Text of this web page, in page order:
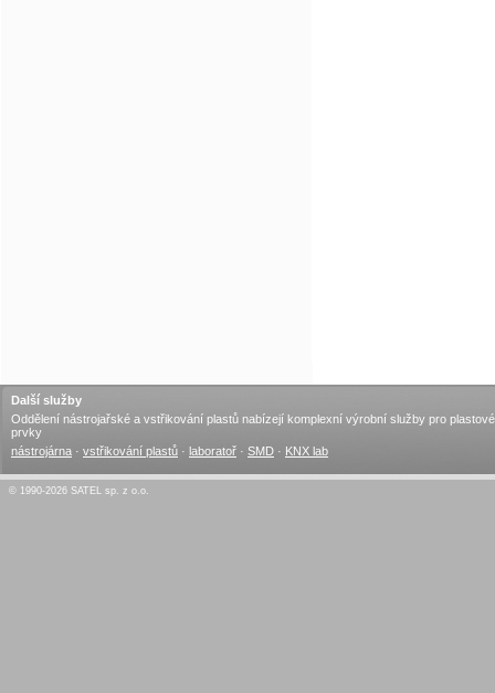
Další služby
Oddělení nástrojařské a vstřikování plastů nabízejí komplexní výrobní služby pro plastové
prvky
nástrojárna · vstřikování plastů · laboratoř · SMD · KNX lab
© 1990-2026 SATEL sp. z o.o.